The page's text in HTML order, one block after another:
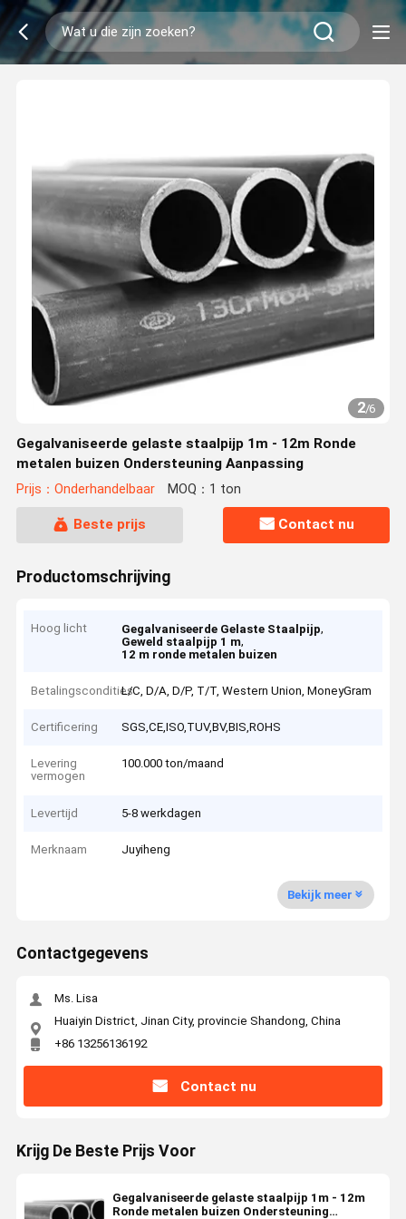
2/6
Gegalvaniseerde gelaste staalpijp 1m - 12m Ronde
metalen buizen Ondersteuning Aanpassing
Prijs：Onderhandelbaar MOQ：1 ton
Beste prijs Contact nu
Productomschrijving
Hoog licht Gegalvaniseerde Gelaste Staalpijp,
Geweld staalpijp 1 m,
12 m ronde metalen buizen
BetalingsconditiesL/C, D/A, D/P, T/T, Western Union, MoneyGram
Certificering SGS,CE,ISO,TUV,BV,BIS,ROHS
Levering
vermogen
100.000 ton/maand
Levertijd 5-8 werkdagen
Merknaam Juyiheng
Bekijk meer
Contactgegevens
Ms. Lisa
Huaiyin District, Jinan City, provincie Shandong, China
+86 13256136192
Contact nu
Krijg De Beste Prijs Voor
Gegalvaniseerde gelaste staalpijp 1m - 12m
Ronde metalen buizen Ondersteuning